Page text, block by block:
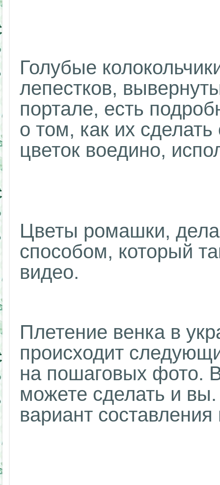
Голубые
лепестков,
портале, есть
о том, как их
цветок воедино,
Цветы ромашки,
способом, который
видео.
Плетение венка в
происходит
на пошаговых фото.
можете сделать и
вариант